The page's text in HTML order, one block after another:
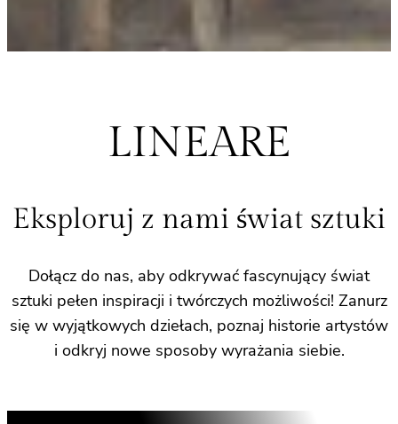
LINEARE
Eksploruj z nami świat sztuki
Dołącz do nas, aby odkrywać fascynujący świat
sztuki pełen inspiracji i twórczych możliwości! Zanurz
się w wyjątkowych dziełach, poznaj historie artystów
i odkryj nowe sposoby wyrażania siebie.